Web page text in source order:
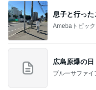
息子と行っ
Amebaトピッ
広島原爆の
ブルーサファイ